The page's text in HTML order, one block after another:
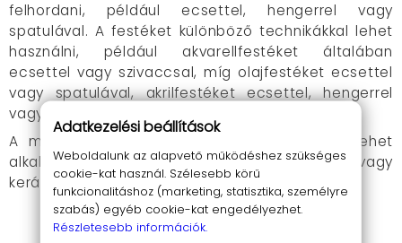
felhordani, például ecsettel, hengerrel vagy
spatulával. A festéket különböző technikákkal lehet
használni, például akvarellfestéket általában
ecsettel vagy szivaccsal, míg olajfestéket ecsettel
vagy spatulával, akrilfestéket ecsettel, hengerrel
vagy spatulával hordanak fel.
A művészi festékeket különböző felületekre lehet
alkalmazni, például papírra, vászonra, falra vagy
kerámiára.
A művészi és iskolai festékek fő típusai:
TOVÁBB OLVASOM
Adatkezelési beállítások
Weboldalunk az alapvető működéshez szükséges
cookie-kat használ. Szélesebb körű
funkcionalitáshoz (marketing, statisztika, személyre
szabás) egyéb cookie-kat engedélyezhet.
Részletesebb információk.